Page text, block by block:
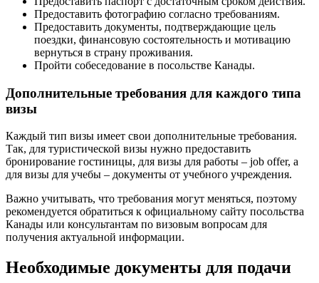
Предоставить фотографию согласно требованиям.
Предоставить документы, подтверждающие цель
поездки, финансовую состоятельность и мотивацию
вернуться в страну проживания.
Пройти собеседование в посольстве Канады.
Дополнительные требования для каждого типа
визы
Каждый тип визы имеет свои дополнительные требования.
Так, для туристической визы нужно предоставить
бронирование гостиницы, для визы для работы – job offer, а
для визы для учебы – документы от учебного учреждения.
Важно учитывать, что требования могут меняться, поэтому
рекомендуется обратиться к официальному сайту посольства
Канады или консультантам по визовым вопросам для
получения актуальной информации.
Необходимые документы для подачи